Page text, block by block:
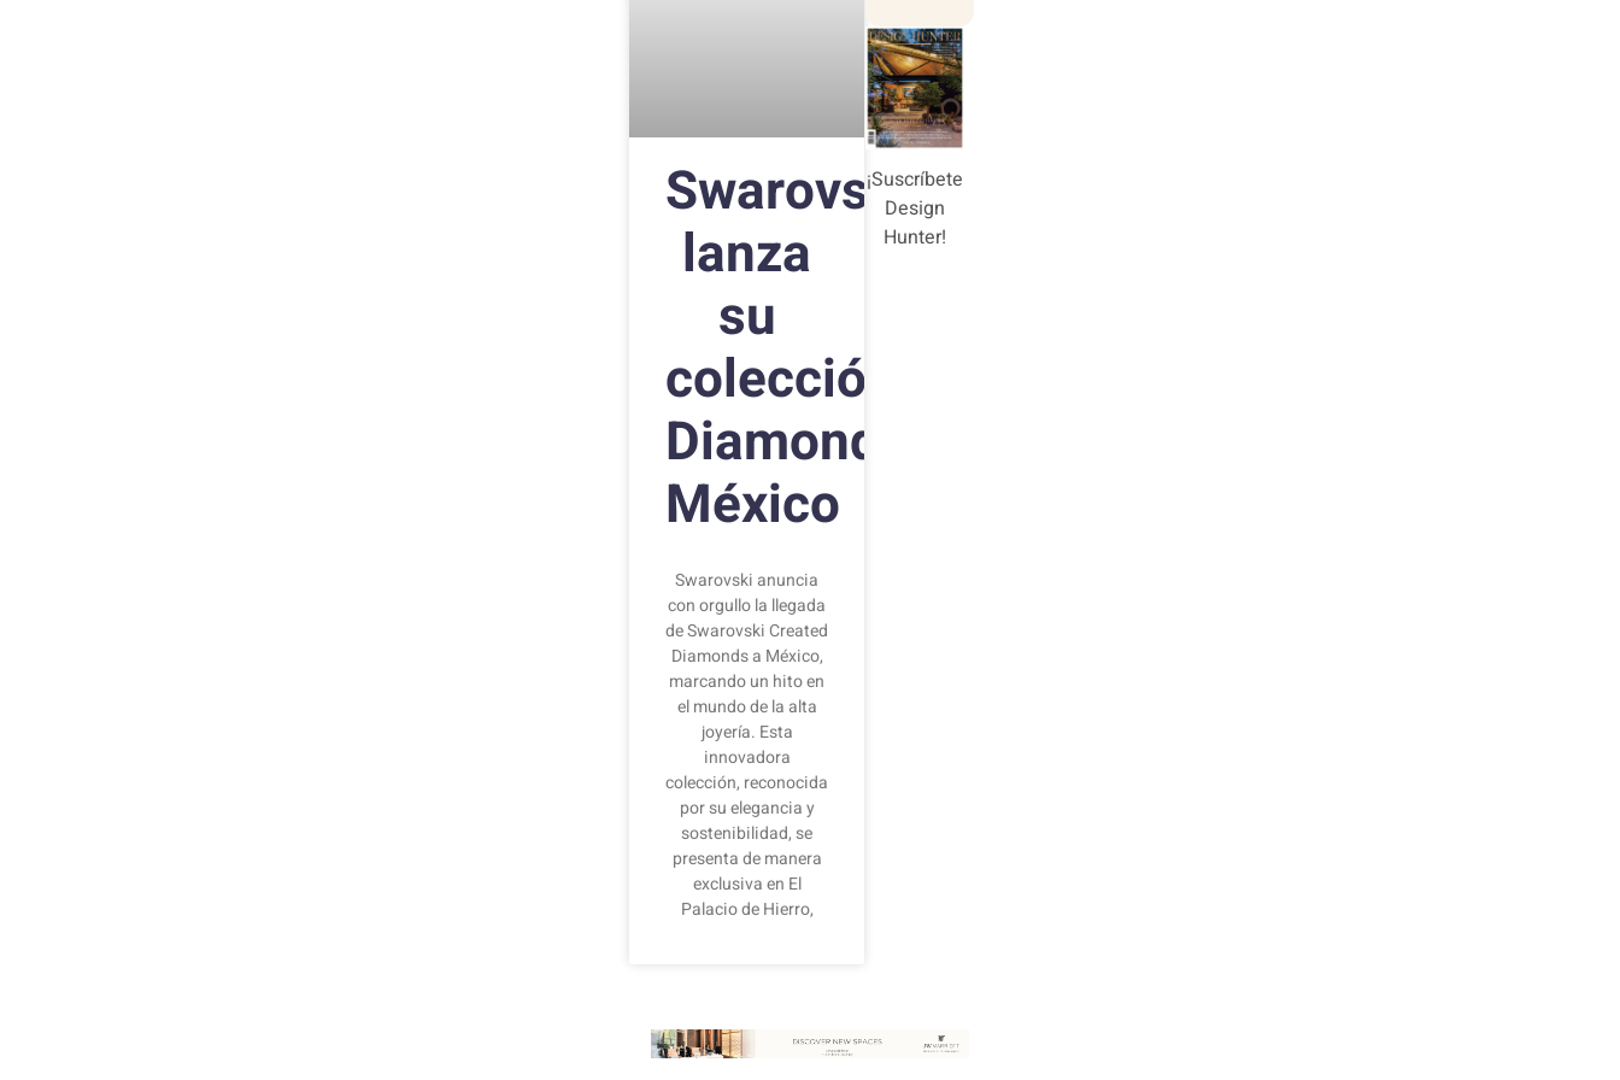
Swarovski
lanza
su
colección Created
Diamonds en
México
Swarovski anuncia
con orgullo la llegada
de Swarovski Created
Diamonds a México,
marcando un hito en
el mundo de la alta
joyería. Esta
innovadora
colección, reconocida
por su elegancia y
sostenibilidad, se
presenta de manera
exclusiva en El
Palacio de Hierro,
¡Suscríbete
Design
Hunter!